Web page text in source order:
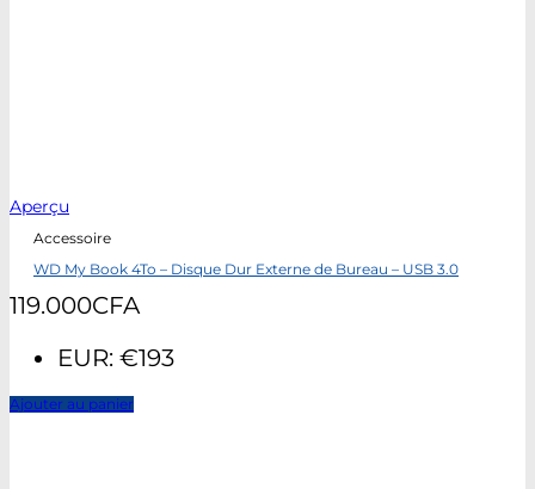
Aperçu
Accessoire
WD My Book 4To – Disque Dur Externe de Bureau – USB 3.0
119.000CFA
EUR: €193
Ajouter au panier